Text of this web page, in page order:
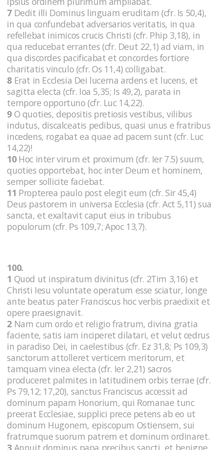
7 Dedit illi Dominus linguam eruditam (cfr. Is 50,4),
in qua confundebat adversarios veritatis, in qua
refellebat inimicos crucis Christi (cfr. Phip 3,18), in
qua reducebat errantes (cfr. Deut 22,1) ad viam, in
qua discordes pacificabat et concordes fortiore
charitatis vinculo (cfr. Os 11,4) colligabat.
8 Erat in Ecclesia Dei lucerna ardens et lucens, et
sagitta electa (cfr. Ioa 5,35; Is 49,2), parata in
tempore opportuno (cfr. Luc 14,22).
9 O quoties, depositis pretiosis vestibus, vilibus
indutus, discalceatis pedibus, quasi unus e fratribus
incedens, rogabat ea quae ad pacem sunt (cfr. Luc
14,22)!
10Hoc inter virum et proximum (cfr. Ier 7.5) suum,
quoties opportebat, hoc inter Deum et hominem,
semper sollicite faciebat.
11 Propterea paulo post elegit eum (cfr. Sir 45,4)
Deus pastorem in universa Ecclesia (cfr. Act 5,11) sua
sancta, et exaltavit caput eius in tribubus
populorum (cfr. Ps 109,7; Apoc 13,7).
100.
1 Quod ut inspiratum divinitus (cfr. 2Tim 3,16) et
Christi Iesu voluntate operatum esse sciatur, longe
ante beatus pater Franciscus hoc verbis praedixit et
opere praesignavit.
2 Nam cum ordo et religio fratrum, divina gratia
faciente, satis iam inciperet dilatari, et velut cedrus
in paradiso Dei, in caelestibus (cfr. Ez 31,8; Ps 109,3)
sanctorum attolleret verticem meritorum, et
tamquam vinea electa (cfr. Ier 2,21) sacros
produceret palmites in latitudinem orbis terrae (cfr.
Ps 79,12; 17,20), sanctus Franciscus accessit ad
dominum papam Honorium, qui Romanae tunc
preerat Ecclesiae, supplici prece petens ab eo ut
dominum Hugonem, episcopum Ostiensem, sui
fratrumque suorum patrem et dominum ordinaret.